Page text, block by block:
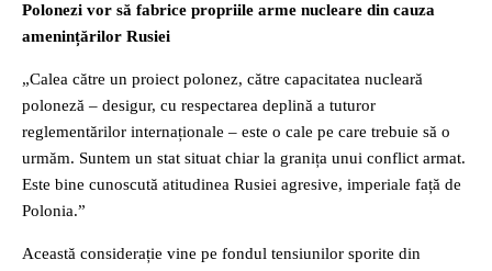
Polonezi vor să fabrice propriile arme nucleare din cauza
amenințărilor Rusiei
„Calea către un proiect polonez, către capacitatea nucleară
poloneză – desigur, cu respectarea deplină a tuturor
reglementărilor internaționale – este o cale pe care trebuie să o
urmăm. Suntem un stat situat chiar la granița unui conflict armat.
Este bine cunoscută atitudinea Rusiei agresive, imperiale față de
Polonia.”
Această considerație vine pe fondul tensiunilor sporite din